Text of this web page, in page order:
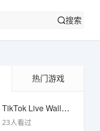
搜索
热门游戏
TikTok Live Wallpaper
23人看过